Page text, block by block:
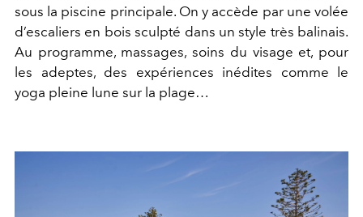
sous la piscine principale. On y accède par une volée
d’escaliers en bois sculpté dans un style très balinais.
Au programme, massages, soins du visage et, pour
les adeptes, des expériences inédites comme le
yoga pleine lune sur la plage…